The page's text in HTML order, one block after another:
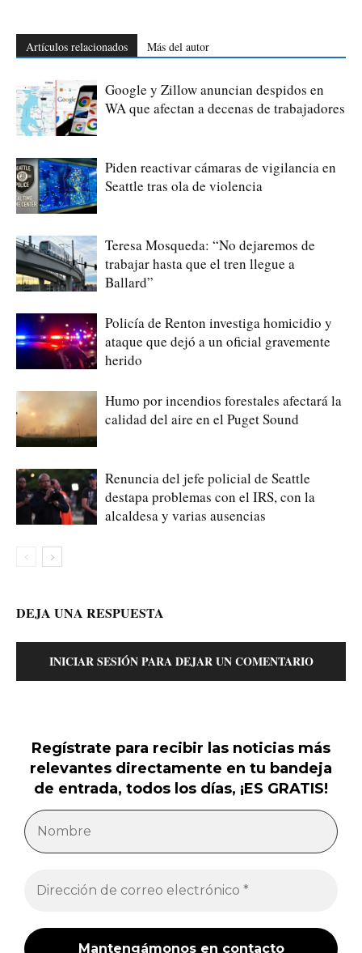
Artículos relacionados Más del autor
Google y Zillow anuncian despidos en
WA que afectan a decenas de trabajadores
Piden reactivar cámaras de vigilancia en
Seattle tras ola de violencia
Teresa Mosqueda: “No dejaremos de
trabajar hasta que el tren llegue a
Ballard”
Policía de Renton investiga homicidio y
ataque que dejó a un oficial gravemente
herido
Humo por incendios forestales afectará la
calidad del aire en el Puget Sound
Renuncia del jefe policial de Seattle
destapa problemas con el IRS, con la
alcaldesa y varias ausencias
DEJA UNA RESPUESTA
INICIAR SESIÓN PARA DEJAR UN COMENTARIO
Regístrate para recibir las noticias más
relevantes directamente en tu bandeja
de entrada, todos los días, ¡ES GRATIS!